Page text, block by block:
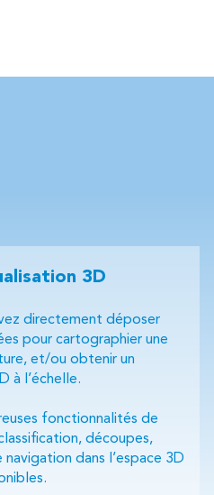
3D
directement déposer
pour cartographier une
et/ou obtenir un
à l’échelle.
fonctionnalités de
découpes,
dans l’espace 3D